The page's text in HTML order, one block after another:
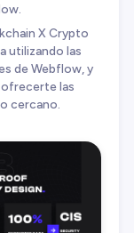
X Crypto
utilizando las
de Webflow, y
las
cercano.